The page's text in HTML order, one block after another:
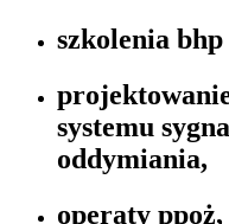
szkolenia
systemu
oddymiania,
operaty ppoż,